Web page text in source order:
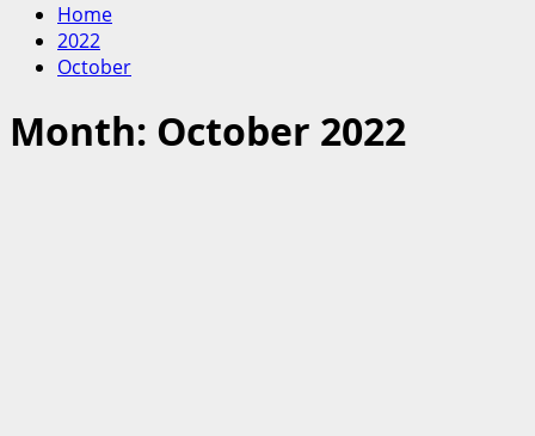
Home
2022
October
Month: October 2022